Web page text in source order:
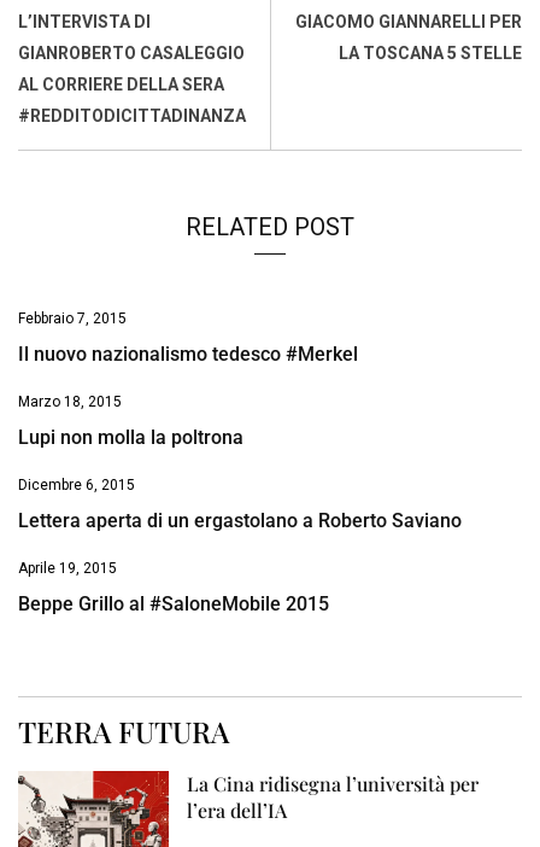
o
o
k
A
p
p
I
n
s
i
L’INTERVISTA DI
GIANROBERTO CASALEGGIO
AL CORRIERE DELLA SERA
#REDDITODICITTADINANZA
GIACOMO GIANNARELLI PER
LA TOSCANA 5 STELLE
RELATED POST
Febbraio 7, 2015
Il nuovo nazionalismo tedesco #Merkel
Marzo 18, 2015
Lupi non molla la poltrona
Dicembre 6, 2015
Lettera aperta di un ergastolano a Roberto Saviano
Aprile 19, 2015
Beppe Grillo al #SaloneMobile 2015
TERRA FUTURA
La Cina ridisegna l’università per
l’era dell’IA